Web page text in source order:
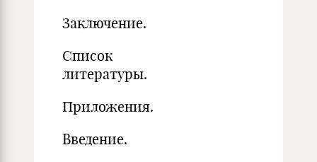
Список
Приложения.
Введение.